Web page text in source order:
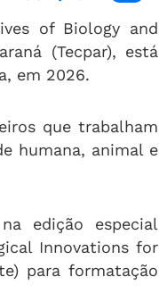
of Biology and
(Tecpar), está
em 2026.
que trabalham
humana, animal e
edição especial
Innovations for
para formatação